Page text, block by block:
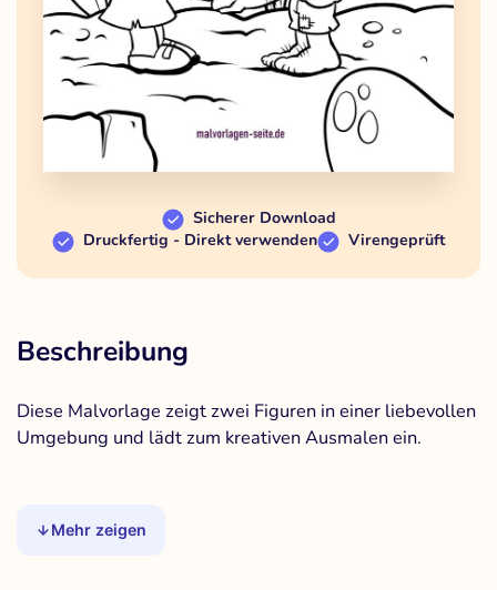
Sicherer Download
Druckfertig - Direkt verwenden
Virengeprüft
Beschreibung
Diese Malvorlage zeigt zwei Figuren in einer liebevollen
Umgebung und lädt zum kreativen Ausmalen ein.
Mehr zeigen